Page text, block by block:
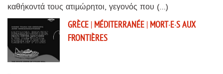
καθήκοντά τους ατιμώρητοι, γεγονός που (…)
GRÈCE | MÉDITERRANÉE | MORT·E·S AUX
FRONTIÈRES